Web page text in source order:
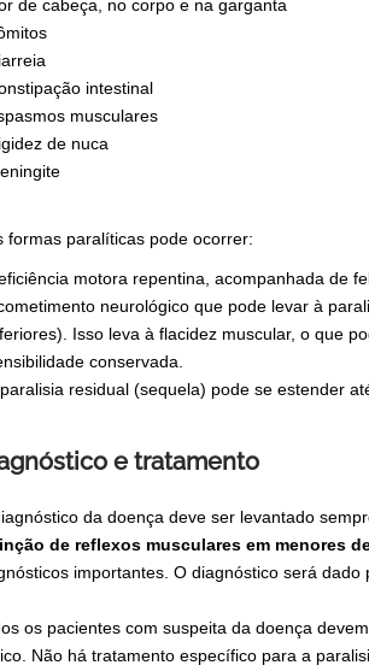
de cabeça, no corpo e na garganta
intestinal
musculares
de nuca
formas paralíticas pode ocorrer:
motora repentina, acompanhada de
neurológico que pode levar à
Isso leva à flacidez muscular, o que
conservada.
residual (sequela) pode se estender
e tratamento
da doença deve ser levantado
de reflexos musculares em menores
importantes. O diagnóstico será
os pacientes com suspeita da doença
Não há tratamento específico para a